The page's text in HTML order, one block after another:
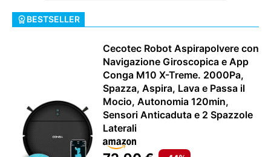
HOW TO
BESTSELLER
Cecotec Robot Aspirapolvere con
Navigazione Giroscopica e App
Conga M10 X-Treme. 2000Pa,
Spazza, Aspira, Lava e Passa il
Mocio, Autonomia 120min,
Sensori Anticaduta e 2 Spazzole
Laterali